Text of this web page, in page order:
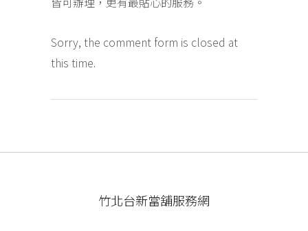
Sorry, the comment form is closed at
this time.
竹北台新當舖服務網